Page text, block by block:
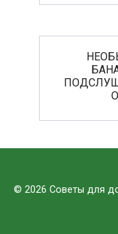
© 2026 Советы для